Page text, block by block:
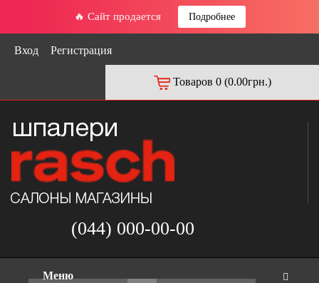
🔥 Сайт продается Подробнее
Вход Регистрация
Товаров 0 (0.00грн.)
(044) 000-00-00
Меню